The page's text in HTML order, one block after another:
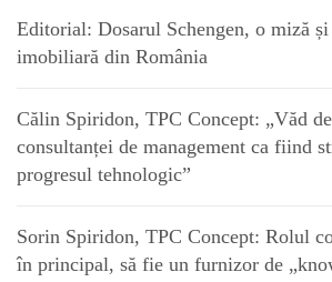
Editorial: Dosarul Schengen, o miză
imobiliară din România
Călin Spiridon, TPC Concept: „Văd
consultanței de management ca fiind
progresul tehnologic”
Sorin Spiridon, TPC Concept: Rolul
în principal, să fie un furnizor de